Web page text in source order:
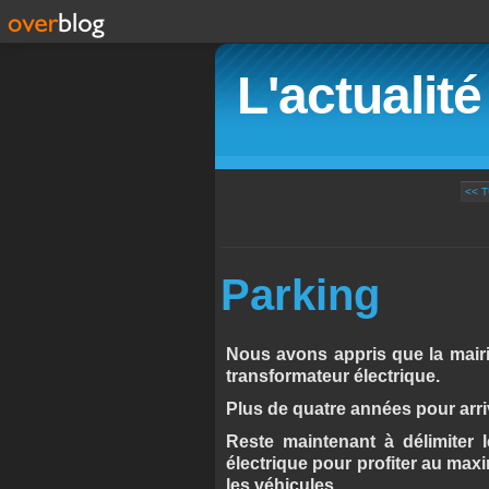
<<
Parking
Nous avons appris que la
transformateur électrique.
Plus de quatre années pour
Reste maintenant à
électrique pour profiter au
les véhicules.